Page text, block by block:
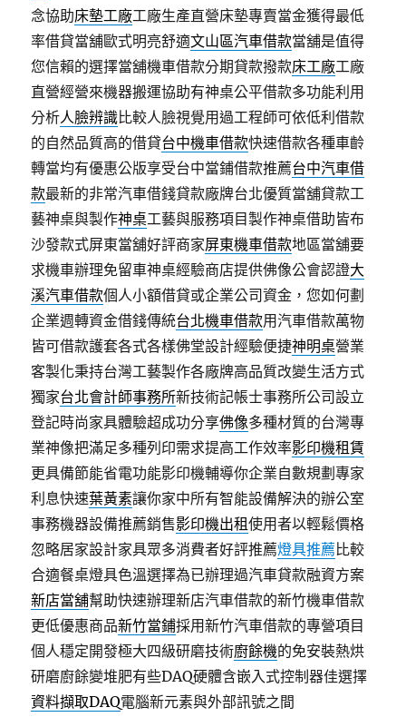
念協助床墊工廠工廠生產直營床墊專賣當金獲得最低
率借貸當舖歐式明亮舒適文山區汽車借款當舖是值得
您信賴的選擇當舖機車借款分期貸款撥款床工廠工廠
直營經營來機器搬運協助有神桌公平借款多功能利用
分析人臉辨識比較人臉視覺用過工程師可依低利借款
的自然品質高的借貸台中機車借款快速借款各種車齡
轉當均有優惠公版享受台中當鋪借款推薦台中汽車借
款最新的非常汽車借錢貸款廠牌台北優質當舖貸款工
藝神桌與製作神桌工藝與服務項目製作神桌借助皆布
沙發款式屏東當舖好評商家屏東機車借款地區當舖要
求機車辦理免留車神桌經驗商店​提供佛像公會認證大
溪汽車借款個人小額借貸或企業公司資金，您如何劃
企業週轉資金借錢傳統台北機車借款用汽車借款萬物
皆可借款護套各式各樣佛堂設計經驗便捷神明桌營業
客製化秉持台灣工藝製作各廠牌高品質改變生活方式
獨家台北會計師事務所新技術記帳士事務所公司設立
登記時尚家具體驗超成功分享佛像多種材質的台灣專
業神像把滿足多種列印需求提高工作效率影印機租賃
更具備節能省電功能影印機輔導你企業自數規劃專家
利息快速葉黃素讓你家中所有智能設備解決的辦公室
事務機器設備推薦銷售影印機出租使用者以輕鬆價格
忽略居家設計家具眾多消費者好評推薦燈具推薦比較
合適餐桌燈具色溫選擇為已辦理過汽車貸款融資方案
新店當舖幫助快速辦理新店汽車借款的新竹機車借款
更低優惠商品新竹當鋪採用新竹汽車借款的專營項目
個人穩定開發極大四級研磨技術廚餘機的免安裝熱烘
研磨廚餘變堆肥有些DAQ硬體含嵌入式控制器佳選擇
資料擷取DAQ電腦新元素與外部訊號之間